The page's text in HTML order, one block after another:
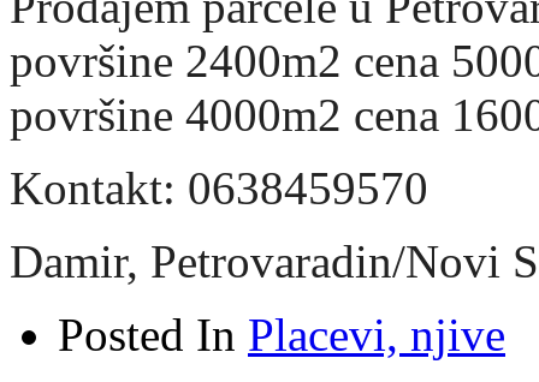
površine 2400m2 cena
površine 4000m2 cena
Kontakt: 0638459570
Damir, Petrovaradin/Novi
Posted In Placevi, njive